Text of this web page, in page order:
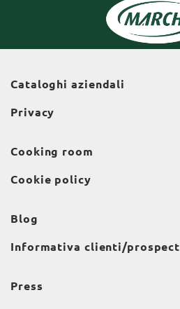
Cataloghi aziendali
Privacy
Cooking room
Cookie policy
Blog
Informativa clienti/prospect
Press